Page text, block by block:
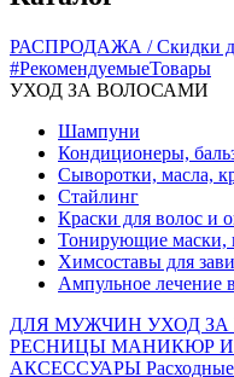
РАСПРОДАЖА / Скидки
#РекомендуемыеТовары
УХОД ЗА ВОЛОСАМИ
Шампуни
Кондиционеры,
Сыворотки, масла,
Стайлинг
Краски для волос и
Тонирующие маски,
Химсоставы для
Ампульное лечение
ДЛЯ МУЖЧИН УХОД
РЕСНИЦЫ МАНИКЮР
АКСЕССУАРЫ